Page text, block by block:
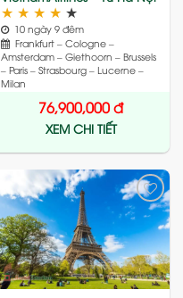
★ ★ ★ ★ ★
10 ngày 9 đêm
Frankfurt – Cologne –
Amsterdam – Giethoorn – Brussels
– Paris – Strasbourg – Lucerne –
Milan
76,900,000đ
XEM CHI TIẾT
Add
to
wishlist